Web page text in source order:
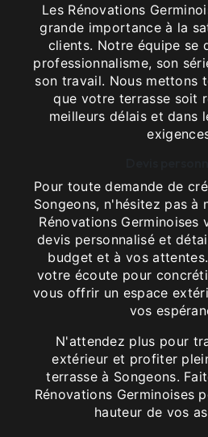
Les Rénovations
grande importance à la
clients. Notre équipe se
professionnalisme, son
son travail. Nous mettons
que votre terrasse soit
meilleurs délais et dans
Pour toute demande de
Songeons, n'hésitez pas à
Rénovations Germinoises
devis personnalisé et
budget et à vos
votre écoute pour
vous offrir un espace
vos
N'attendez plus pour
extérieur et profiter
terrasse à Songeons.
Rénovations Germinoises
hauteur de vos